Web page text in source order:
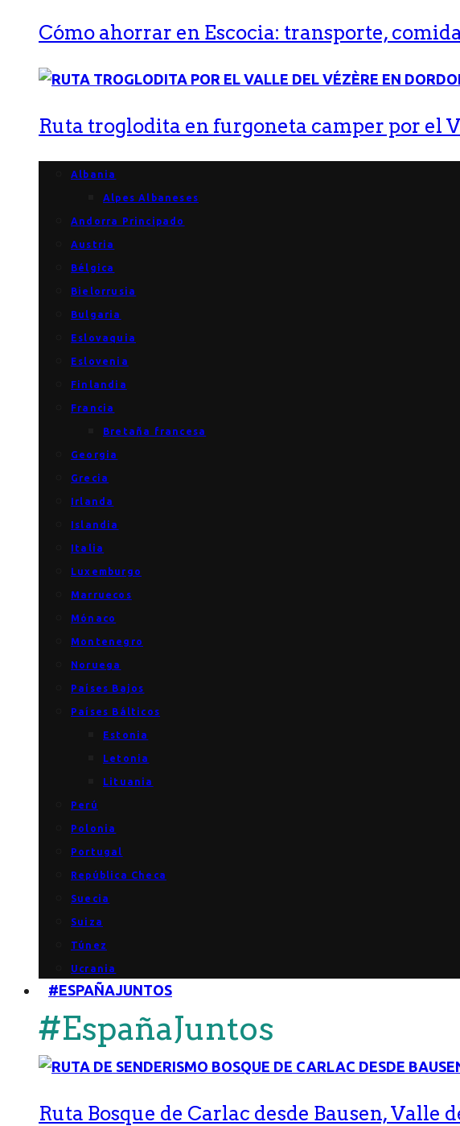
Cómo ahorrar en Escocia: transporte,
Ruta troglodita en furgoneta camper por el
Albania
Alpes Albaneses
Andorra Principado
Austria
Bélgica
Bielorrusia
Bulgaria
Eslovaquia
Eslovenia
Finlandia
Francia
Bretaña francesa
Georgia
Grecia
Irlanda
Islandia
Italia
Luxemburgo
Marruecos
Mónaco
Montenegro
Noruega
Países Bajos
Países Bálticos
Estonia
Letonia
Lituania
Perú
Polonia
Portugal
República Checa
Suecia
Suiza
Túnez
Ucrania
#ESPAÑAJUNTOS
#EspañaJuntos
Ruta Bosque de Carlac desde Bausen, Valle